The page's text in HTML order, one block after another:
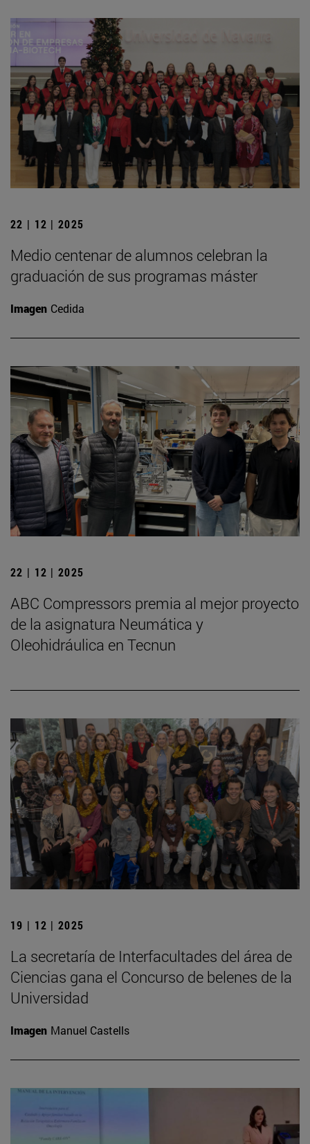
22 | 12 | 2025
Medio centenar de alumnos celebran la
graduación de sus programas máster
Imagen Cedida
22 | 12 | 2025
ABC Compressors premia al mejor proyecto
de la asignatura Neumática y
Oleohidráulica en Tecnun
19 | 12 | 2025
La secretaría de Interfacultades del área de
Ciencias gana el Concurso de belenes de la
Universidad
Imagen Manuel Castells